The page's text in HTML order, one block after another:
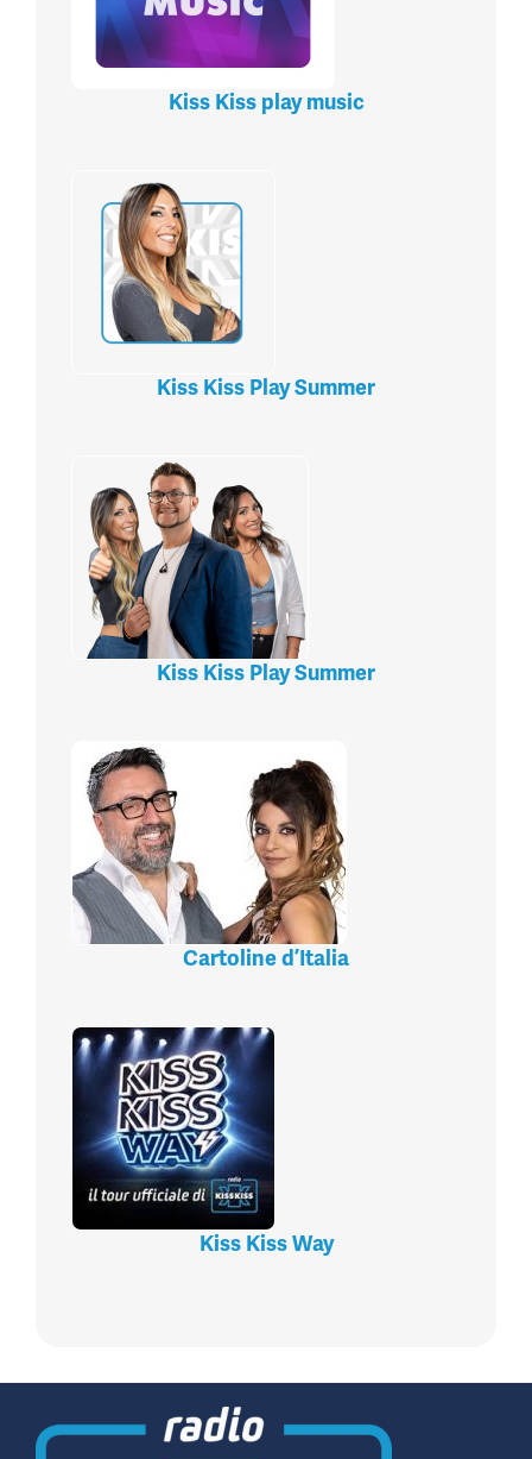
Kiss Kiss play music
Kiss Kiss Play Summer
Kiss Kiss Play Summer
Cartoline d’Italia
Kiss Kiss Way